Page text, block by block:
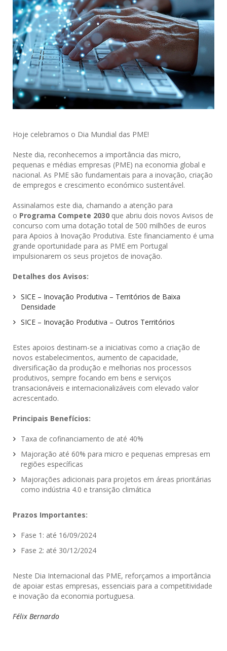
Hoje celebramos o Dia Mundial das PME!
Neste dia, reconhecemos a importância das micro,
pequenas e médias empresas (PME) na economia global e
nacional. As PME são fundamentais para a inovação, criação
de empregos e crescimento económico sustentável.
Assinalamos este dia, chamando a atenção para
o Programa Compete 2030 que abriu dois novos Avisos de
concurso com uma dotação total de 500 milhões de euros
para Apoios à Inovação Produtiva. Este financiamento é uma
grande oportunidade para as PME em Portugal
impulsionarem os seus projetos de inovação.
Detalhes dos Avisos:
SICE – Inovação Produtiva – Territórios de Baixa
Densidade
SICE – Inovação Produtiva – Outros Territórios
Estes apoios destinam-se a iniciativas como a criação de
novos estabelecimentos, aumento de capacidade,
diversificação da produção e melhorias nos processos
produtivos, sempre focando em bens e serviços
transacionáveis e internacionalizáveis com elevado valor
acrescentado.
Principais Benefícios:
Taxa de cofinanciamento de até 40%
Majoração até 60% para micro e pequenas empresas em
regiões específicas
Majorações adicionais para projetos em áreas prioritárias
como indústria 4.0 e transição climática
Prazos Importantes:
Fase 1: até 16/09/2024
Fase 2: até 30/12/2024
Neste Dia Internacional das PME, reforçamos a importância
de apoiar estas empresas, essenciais para a competitividade
e inovação da economia portuguesa.
Félix Bernardo